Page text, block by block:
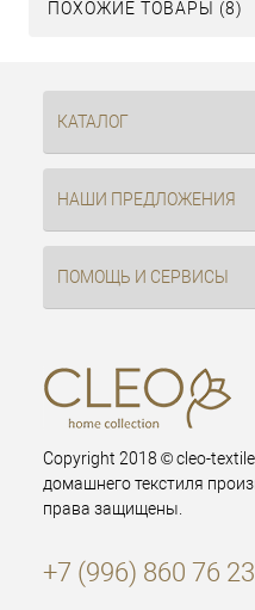
ПОХОЖИЕ ТОВАРЫ (8)
КАТАЛОГ
НАШИ ПРЕДЛОЖЕНИЯ
ПОМОЩЬ И СЕРВИСЫ
Copyright 2018 © cleo-
домашнего текстиля
права защищены.
+7 (996) 860 76 23